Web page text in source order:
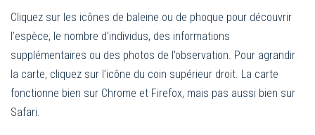
Cliquez sur les icônes de baleine ou de phoque pour découvrir
l’espèce, le nombre d’individus, des informations
supplémentaires ou des photos de l’observation. Pour agrandir
la carte, cliquez sur l’icône du coin supérieur droit. La carte
fonctionne bien sur Chrome et Firefox, mais pas aussi bien sur
Safari.